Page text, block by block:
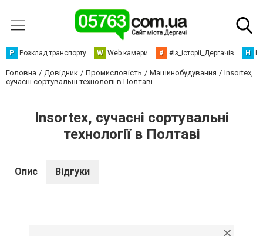
Р Розклад транспорту W Web камери # #Із_історіі_Дергачів Н
Головна Довідник Промисловість Машинобудування
Insortex,
сучасні сортувальні технології в Полтаві
Insortex, сучасні сортувальні
технології в Полтаві
Опис Відгуки